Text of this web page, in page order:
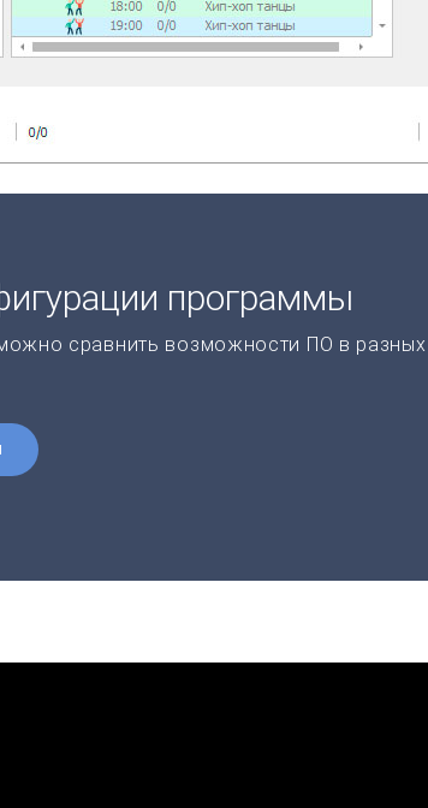
программы
сравнить возможности ПО в разных